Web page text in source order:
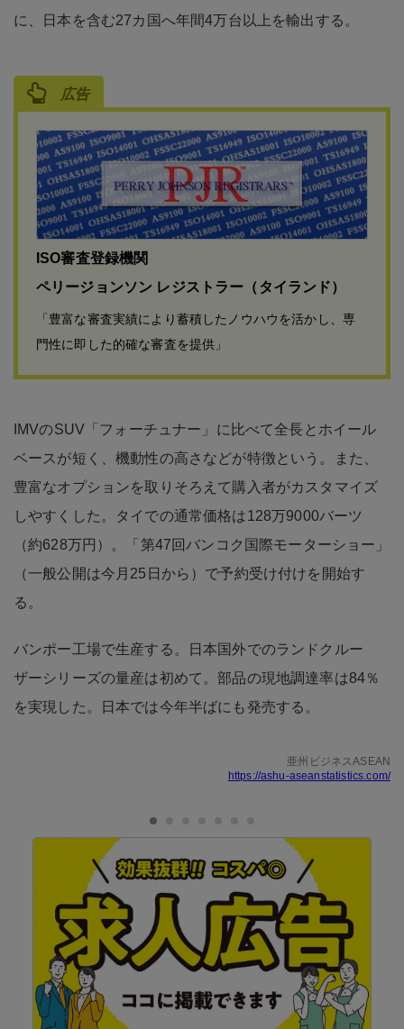
に、日本を含む27カ国へ年間4万台以上を輸出する。
広告
ISO審査登録機関
ペリージョンソン レジストラー（タイランド）
「豊富な審査実績により蓄積したノウハウを活かし、専
門性に即した的確な審査を提供」
IMVのSUV「フォーチュナー」に比べて全長とホイール
ベースが短く、機動性の高さなどが特徴という。また、
豊富なオプションを取りそろえて購入者がカスタマイズ
しやすくした。タイでの通常価格は128万9000バーツ
（約628万円）。「第47回バンコク国際モーターショー」
（一般公開は今月25日から）で予約受け付けを開始す
る。
バンポー工場で生産する。日本国外でのランドクルー
ザーシリーズの量産は初めて。部品の現地調達率は84％
を実現した。日本では今年半ばにも発売する。
亜州ビジネスASEAN
https://ashu-aseanstatistics.com/